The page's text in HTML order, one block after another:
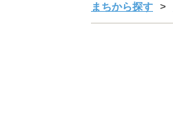
まちから探す